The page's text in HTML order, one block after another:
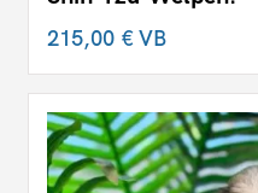
215,00 €VB